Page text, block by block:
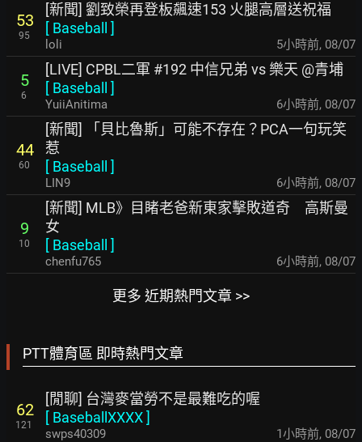
53
95
[新聞] 劉致榮再登板飆速153 火腿高層送祝福
[ Baseball ]
loli 5小時前, 08/07
5
6
[LIVE] CPBL二軍 #192 中信兄弟 vs 樂天 @青埔
[ Baseball ]
YuiiAnitima 6小時前, 08/07
44
60
[新聞] 「貝比魯斯」可能不存在？PCA一句玩笑
惹
[ Baseball ]
LIN9 6小時前, 08/07
9
10
[新聞] MLB》目睹老爸新東家擊敗道奇 高斯曼
女
[ Baseball ]
chenfu765 6小時前, 08/07
更多 近期熱門文章 >>
PTT體育區 即時熱門文章
62
121
[閒聊] 台灣麥當勞不是最難吃的喔
[ BaseballXXXX]
swps40309 1小時前, 08/07